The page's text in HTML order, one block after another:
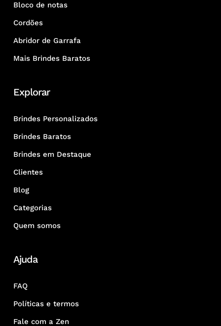
Bloco de notas
Cordões
Abridor de Garrafa
Mais Brindes Baratos
Explorar
Brindes Personalizados
Brindes Baratos
Brindes em Destaque
Clientes
Blog
Categorias
Quem somos
Ajuda
FAQ
Políticas e termos
Fale com a Zen